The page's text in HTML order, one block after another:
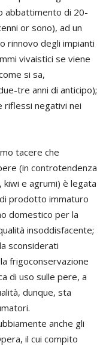
abbattimento di 20-
or sono), ad un
rinnovo degli impianti
vivaistici se viene
si sa,
tre anni di anticipo);
negativi nei
tacere che
(in controtendenza
e agrumi) è legata
prodotto immaturo
domestico per la
insoddisfacente;
sconsiderati
frigoconservazione
di uso sulle pere, a
dunque, sta
anche gli
il cui compito